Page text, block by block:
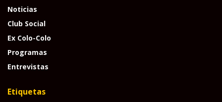
Noticias
Club Social
Ex Colo-Colo
Programas
Entrevistas
Etiquetas